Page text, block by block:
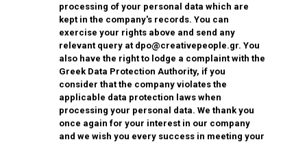
processing of your personal data which are
kept in the company's records. You can
exercise your rights above and send any
relevant query at dpo@creativepeople.gr. You
also have the right to lodge a complaint with the
Greek Data Protection Authority, if you
consider that the company violates the
applicable data protection laws when
processing your personal data. We thank you
once again for your interest in our company
and we wish you every success in meeting your